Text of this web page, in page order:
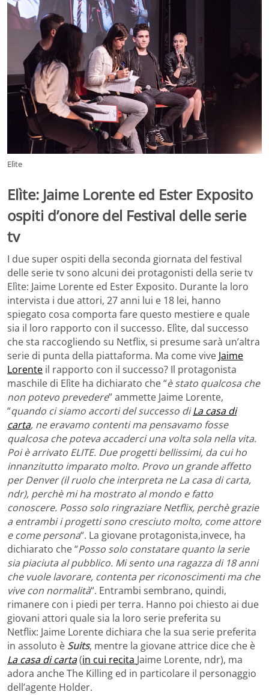
Elìte
Elìte: Jaime Lorente ed Ester Exposito
ospiti d’onore del Festival delle serie
tv
I due super ospiti della seconda giornata del festival
delle serie tv sono alcuni dei protagonisti della serie tv
Elìte: Jaime Lorente ed Ester Exposito. Durante la loro
intervista i due attori, 27 anni lui e 18 lei, hanno
spiegato cosa comporta fare questo mestiere e quale
sia il loro rapporto con il successo. Elìte, dal successo
che sta raccogliendo su Netflix, si presume sarà un’altra
serie di punta della piattaforma. Ma come vive Jaime
Lorente il rapporto con il successo? Il protagonista
maschile di Elìte ha dichiarato che “è stato qualcosa che
non potevo prevedere” ammette Jaime Lorente,
“quando ci siamo accorti del successo diLa casa di
carta, ne eravamo contenti ma pensavamo fosse
qualcosa che poteva accaderci una volta sola nella vita.
Poi è arrivato ELITE. Due progetti bellissimi, da cui ho
innanzitutto imparato molto. Provo un grande affetto
per Denver (il ruolo che interpreta ne La casa di carta,
ndr), perchè mi ha mostrato al mondo e fatto
conoscere. Posso solo ringraziare Netflix, perchè grazie
a entrambi i progetti sono cresciuto molto, come attore
e come persona“. La giovane protagonista,invece, ha
dichiarato che “Posso solo constatare quanto la serie
sia piaciuta al pubblico. Mi sento una ragazza di 18 anni
che vuole lavorare, contenta per riconoscimenti ma che
vive con normalità“. Entrambi sembrano, quindi,
rimanere con i piedi per terra. Hanno poi chiesto ai due
giovani attori quale sia la loro serie preferita su
Netflix: Jaime Lorente dichiara che la sua serie preferita
in assoluto è Suits, mentre la giovane attrice dice che è
La casa di carta(in cui recita Jaime Lorente, ndr), ma
adora anche The Killing ed in particolare il personaggio
dell’agente Holder.